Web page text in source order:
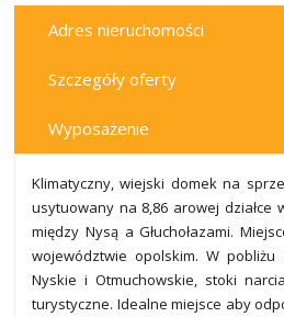
Adres nieruchomości
Szczegóły oferty
Wyposażenie
Klimatyczny, wiejski domek na
usytuowany na 8,86 arowej działce
między Nysą a Głuchołazami.
województwie opolskim. W pobliżu
Nyskie i Otmuchowskie, stoki
turystyczne. Idealne miejsce aby